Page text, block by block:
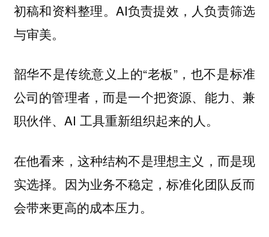
初稿和资料整理。AI负责提效，人负责筛选
与审美。
韶华不是传统意义上的“老板”，也不是标准
公司的管理者，而是一个把资源、能力、兼
职伙伴、AI 工具重新组织起来的人。
在他看来，这种结构不是理想主义，而是现
实选择。因为业务不稳定，标准化团队反而
会带来更高的成本压力。